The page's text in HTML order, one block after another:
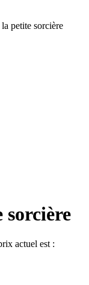
petite sorcière
actuel est :